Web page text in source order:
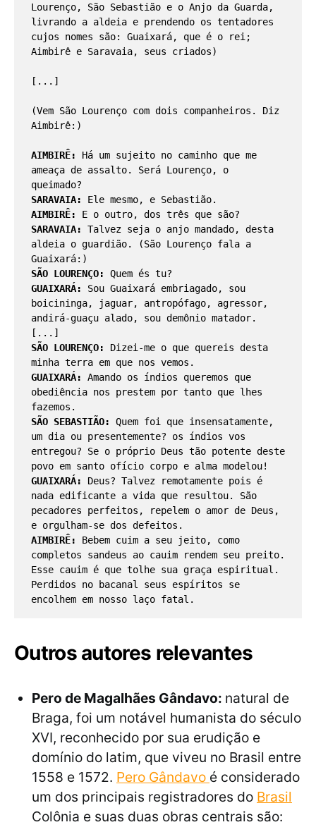
Lourenço, São Sebastião e o Anjo da Guarda,
livrando a aldeia e prendendo os tentadores
cujos nomes são: Guaixará, que é o rei;
Aimbirê e Saravaia, seus criados)
[...]
(Vem São Lourenço com dois companheiros. Diz
Aimbirê:)
AIMBIRÊ:
Há um sujeito no caminho que me
ameaça de assalto. Será Lourenço, o
queimado?
SARAVAIA: Ele mesmo, e Sebastião.
AIMBIRÊ: E o outro, dos três que são?
SARAVAIA: Talvez seja o anjo mandado, desta
aldeia o guardião. (São Lourenço fala a
Guaixará:)
SÃO LOURENÇO: Quem és tu?
GUAIXARÁ:
Sou Guaixará embriagado, sou
boicininga, jaguar, antropófago, agressor,
andirá-guaçu alado, sou demônio matador.
[...]
SÃO LOURENÇO: Dizei-me o que quereis desta
minha terra em que nos vemos.
GUAIXARÁ:
Amando os índios queremos que
obediência nos prestem por tanto que lhes
fazemos.
SÃO SEBASTIÃO: Quem foi que insensatamente,
um dia ou presentemente? os índios vos
entregou? Se o próprio Deus tão potente deste
povo em santo ofício corpo e alma modelou!
GUAIXARÁ:
Deus? Talvez remotamente pois é
nada edificante a vida que resultou. São
pecadores perfeitos, repelem o amor de Deus,
e orgulham-se dos defeitos.
AIMBIRÊ: Bebem cuim a seu jeito, como
completos sandeus ao cauim rendem seu preito.
Esse cauim é que tolhe sua graça espiritual.
Perdidos no bacanal seus espíritos se
encolhem em nosso laço fatal.
Outros autores relevantes
Pero de Magalhães Gândavo: natural de
Braga, foi um notável humanista do século
XVI, reconhecido por sua erudição e
domínio do latim, que viveu no Brasil entre
1558 e 1572. Pero Gândavo é considerado
um dos principais registradores do Brasil
Colônia e suas duas obras centrais são: